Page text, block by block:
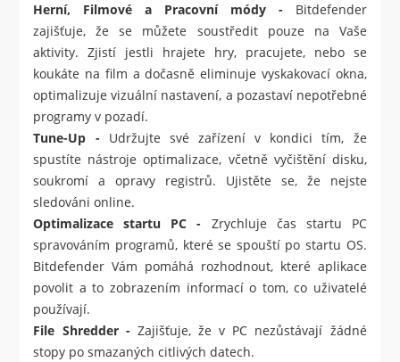
Herní, Filmové a Pracovní módy - Bitdefender
zajišťuje, že se můžete soustředit pouze na Vaše
aktivity. Zjistí jestli hrajete hry, pracujete, nebo se
koukáte na film a dočasně eliminuje vyskakovací okna,
optimalizuje vizuální nastavení, a pozastaví nepotřebné
programy v pozadí.
Tune-Up - Udržujte své zařízení v kondici tím, že
spustíte nástroje optimalizace, včetně vyčištění disku,
soukromí a opravy registrů. Ujistěte se, že nejste
sledováni online.
Optimalizace startu PC - Zrychluje čas startu PC
spravováním programů, které se spouští po startu OS.
Bitdefender Vám pomáhá rozhodnout, které aplikace
povolit a to zobrazením informací o tom, co uživatelé
používají.
File Shredder - Zajišťuje, že v PC nezůstávají žádné
stopy po smazaných citlivých datech.